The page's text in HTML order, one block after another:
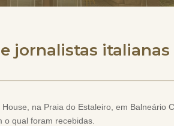
jornalistas
na Praia do Estaleiro, em Balneário
qual foram recebidas.